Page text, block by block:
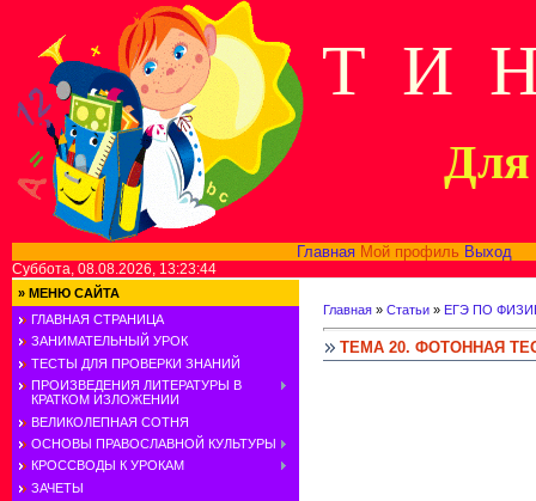
Т И
Для
Главная Мой профиль Выход
Суббота, 08.08.2026, 13:23:44
» МЕНЮ САЙТА
ГЛАВНАЯ СТРАНИЦА
ЗАНИМАТЕЛЬНЫЙ УРОК
ТЕСТЫ ДЛЯ ПРОВЕРКИ ЗНАНИЙ
ПРОИЗВЕДЕНИЯ ЛИТЕРАТУРЫ В
КРАТКОМ ИЗЛОЖЕНИИ
ВЕЛИКОЛЕПНАЯ СОТНЯ
ОСНОВЫ ПРАВОСЛАВНОЙ КУЛЬТУРЫ
КРОССВОДЫ К УРОКАМ
ЗАЧЕТЫ
Главная » Статьи » ЕГЭ ПО
ТЕМА 20. ФОТОННАЯ